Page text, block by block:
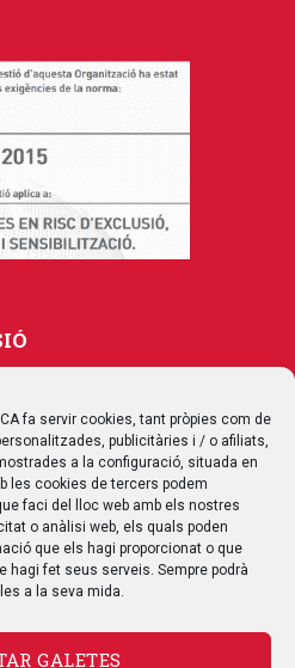
fa servir cookies, tant pròpies com de
publicitàries i / o afiliats,
a la configuració, situada en
les cookies de tercers podem
faci del lloc web amb els nostres
o anàlisi web, els quals poden
que els hagi proporcionat o que
hagi fet seus serveis. Sempre podrà
a la seva mida.
GALETES